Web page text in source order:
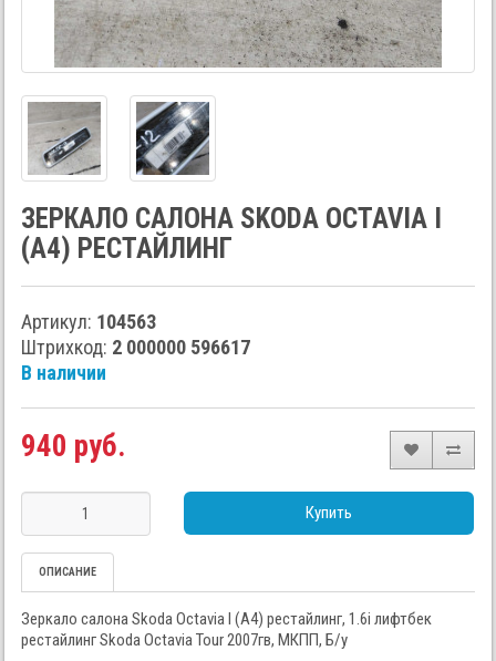
ЗЕРКАЛО САЛОНА SKODA OCTAVIA I
(A4) РЕСТАЙЛИНГ
Артикул: 104563
Штрихкод: 2 000000 596617
В наличии
940 руб.
Купить
ОПИСАНИЕ
Зеркало салона Skoda Octavia I (A4) рестайлинг, 1.6i лифтбек
рестайлинг Skoda Octavia Tour 2007гв, МКПП, Б/у